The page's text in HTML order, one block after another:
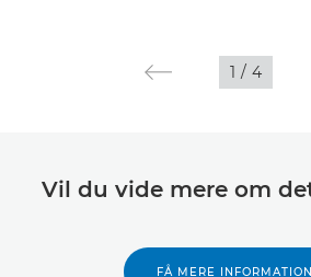
1 / 4
Vil du vide mere om
FÅ MERE INFORMATION